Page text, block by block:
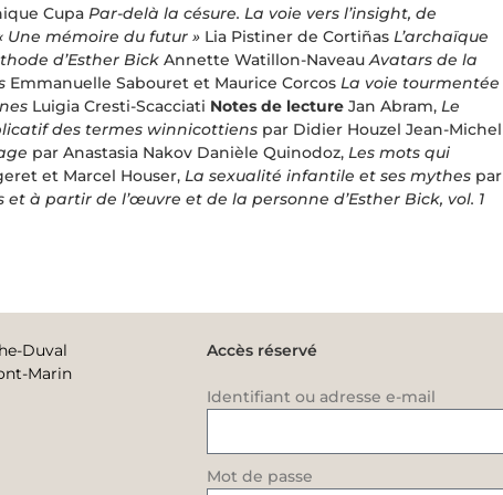
Cupa Par-delà la césure. La voie vers l’insight, de
Une mémoire du futur » Lia Pistiner de Cortiñas L’archaïque
d’Esther Bick Annette Watillon-Naveau Avatars de la
Emmanuelle Sabouret et Maurice Corcos La voie tourmentée
Luigia Cresti-Scacciati Notes de lecture Jan Abram, Le
des termes winnicottiens par Didier Houzel Jean-Michel
par Anastasia Nakov Danièle Quinodoz, Les mots qui
et Marcel Houser, La sexualité infantile et ses mythes par
et à partir de l’œuvre et de la personne d’Esther Bick, vol. 1
Duval
Marin
Accès réservé
Identifiant ou adresse e-mail
Mot de passe